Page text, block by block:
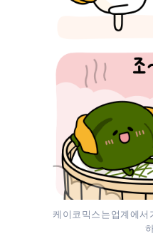
케이코믹스는 업계에서